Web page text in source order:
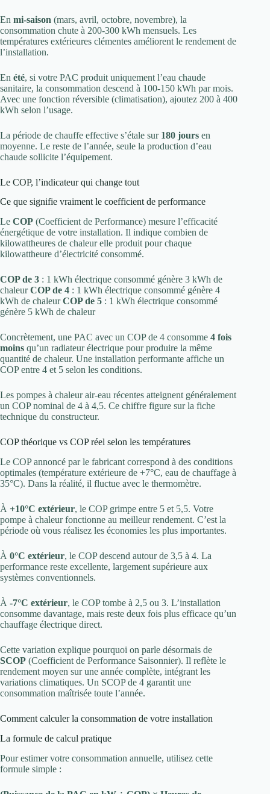
En mi-saison (mars, avril, octobre, novembre), la
consommation chute à 200-300 kWh mensuels. Les
températures extérieures clémentes améliorent le rendement de
l’installation.
En été, si votre PAC produit uniquement l’eau chaude
sanitaire, la consommation descend à 100-150 kWh par mois.
Avec une fonction réversible (climatisation), ajoutez 200 à 400
kWh selon l’usage.
La période de chauffe effective s’étale sur 180 jours en
moyenne. Le reste de l’année, seule la production d’eau
chaude sollicite l’équipement.
Le COP, l’indicateur qui change tout
Ce que signifie vraiment le coefficient de performance
Le COP (Coefficient de Performance) mesure l’efficacité
énergétique de votre installation. Il indique combien de
kilowattheures de chaleur elle produit pour chaque
kilowattheure d’électricité consommé.
COP de 3 : 1 kWh électrique consommé génère 3 kWh de
chaleurCOP de 4 : 1 kWh électrique consommé génère 4
kWh de chaleurCOP de 5 : 1 kWh électrique consommé
génère 5 kWh de chaleur
Concrètement, une PAC avec un COP de 4 consomme 4 fois
moins qu’un radiateur électrique pour produire la même
quantité de chaleur. Une installation performante affiche un
COP entre 4 et 5 selon les conditions.
Les pompes à chaleur air-eau récentes atteignent généralement
un COP nominal de 4 à 4,5. Ce chiffre figure sur la fiche
technique du constructeur.
COP théorique vs COP réel selon les températures
Le COP annoncé par le fabricant correspond à des conditions
optimales (température extérieure de +7°C, eau de chauffage à
35°C). Dans la réalité, il fluctue avec le thermomètre.
À +10°C extérieur, le COP grimpe entre 5 et 5,5. Votre
pompe à chaleur fonctionne au meilleur rendement. C’est la
période où vous réalisez les économies les plus importantes.
À 0°C extérieur, le COP descend autour de 3,5 à 4. La
performance reste excellente, largement supérieure aux
systèmes conventionnels.
À -7°C extérieur, le COP tombe à 2,5 ou 3. L’installation
consomme davantage, mais reste deux fois plus efficace qu’un
chauffage électrique direct.
Cette variation explique pourquoi on parle désormais de
SCOP (Coefficient de Performance Saisonnier). Il reflète le
rendement moyen sur une année complète, intégrant les
variations climatiques. Un SCOP de 4 garantit une
consommation maîtrisée toute l’année.
Comment calculer la consommation de votre installation
La formule de calcul pratique
Pour estimer votre consommation annuelle, utilisez cette
formule simple :